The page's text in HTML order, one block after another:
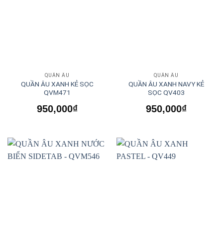
QUẦN ÂU
QUẦN ÂU XANH KẺ SỌC
QVM471
950,000₫
QUẦN ÂU
QUẦN ÂU XANH NAVY KẺ
SỌC QV403
950,000₫